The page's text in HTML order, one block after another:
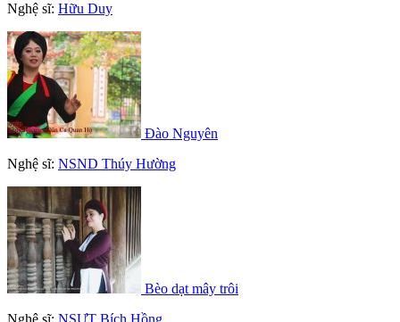
Nghệ sĩ: Hữu Duy
Đào Nguyên
Nghệ sĩ: NSND Thúy Hường
Bèo dạt mây trôi
Nghệ sĩ: NSƯT Bích Hồng